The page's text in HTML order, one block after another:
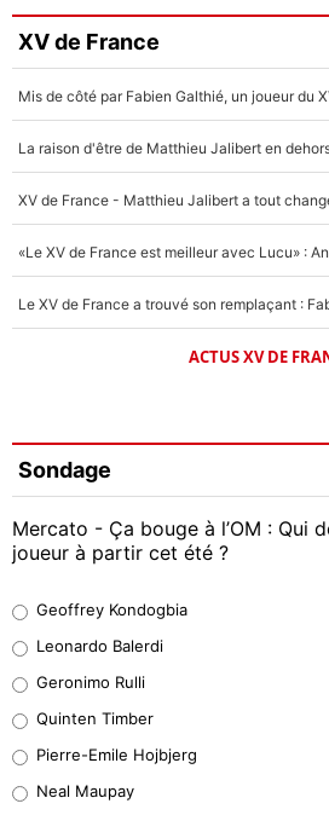
XV de France
ACTUS XV DE
Sondage
Mercato - Ça bouge à l’OM : Qui
joueur à partir cet été ?
38%
32%
5%
Geoffrey Kondogbia
Leonardo Balerdi
Geronimo Rulli
Quinten Timber
Pierre-Emile Hojbjerg
Neal Maupay